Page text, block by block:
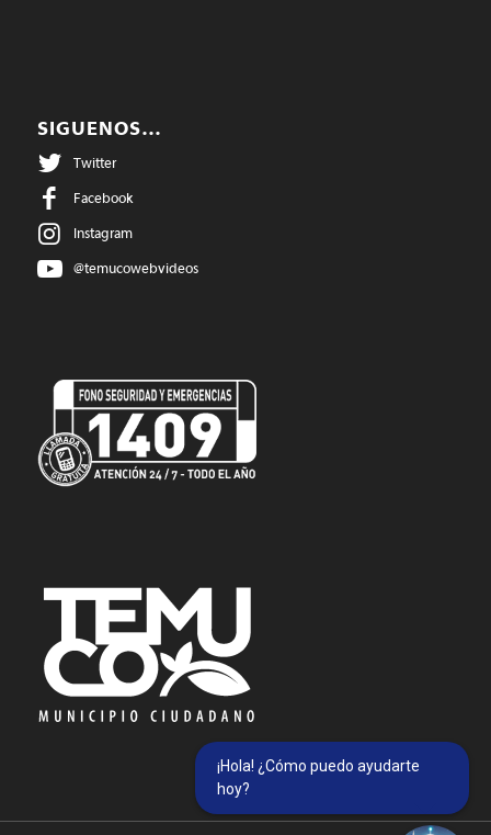
SIGUENOS…
Twitter
Facebook
Instagram
@temucowebvideos
¡Hola! ¿Cómo puedo ayudarte
hoy?